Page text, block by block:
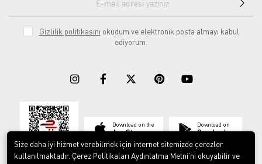
Gizlilik politikasını okudum ve elektronik posta almayı kabul
ediyorum.
Download on the
App Store
Download on
Google play
Size daha iyi hizmet verebilmek için internet sitemizde çerezler
kullanılmaktadır. Çerez Politikaları Aydınlatma Metni’ni okuyabilir ve